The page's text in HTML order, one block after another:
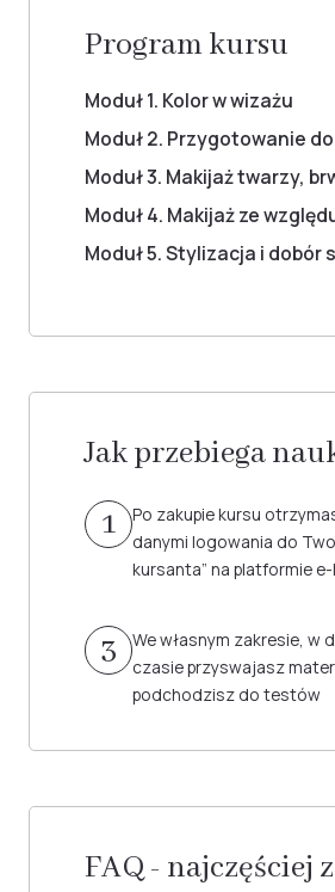
Program kursu
Moduł 1. Kolor w wizażu
Moduł 2. Przygotowanie
Moduł 3. Makijaż twarzy,
Moduł 4. Makijaż ze
Moduł 5. Stylizacja i dobór
Jak przebiega
1
Po zakupie kursu
danymi logowania do
kursanta” na platformie
3
We własnym zakresie, w
czasie przyswajasz
podchodzisz do testów
FAQ - najczęściej